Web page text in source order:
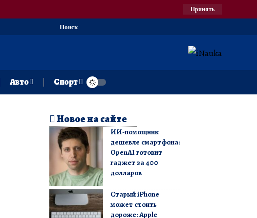
Принять
Поиск
Авто Спорт
Новое на сайте
ИИ-помощник
дешевле смартфона:
OpenAI готовит
гаджет за 400
долларов
Старый iPhone
может стоить
дороже: Apple